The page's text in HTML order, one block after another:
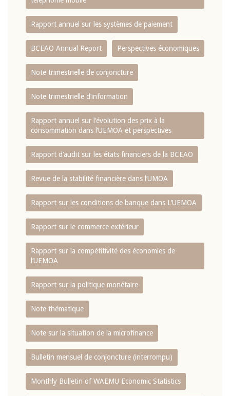
Rapport annuel sur les systèmes de paiement
BCEAO Annual Report Perspectives économiques
Note trimestrielle de conjoncture
Note trimestrielle d‘information
Rapport annuel sur l‘évolution des prix à la
consommation dans l‘UEMOA et perspectives
Rapport d‘audit sur les états financiers de la BCEAO
Revue de la stabilité financière dans l‘UMOA
Rapport sur les conditions de banque dans L‘UEMOA
Rapport sur le commerce extérieur
Rapport sur la compétitivité des économies de
l‘UEMOA
Rapport sur la politique monétaire
Note thématique
Note sur la situation de la microfinance
Bulletin mensuel de conjoncture (interrompu)
Monthly Bulletin of WAEMU Economic Statistics